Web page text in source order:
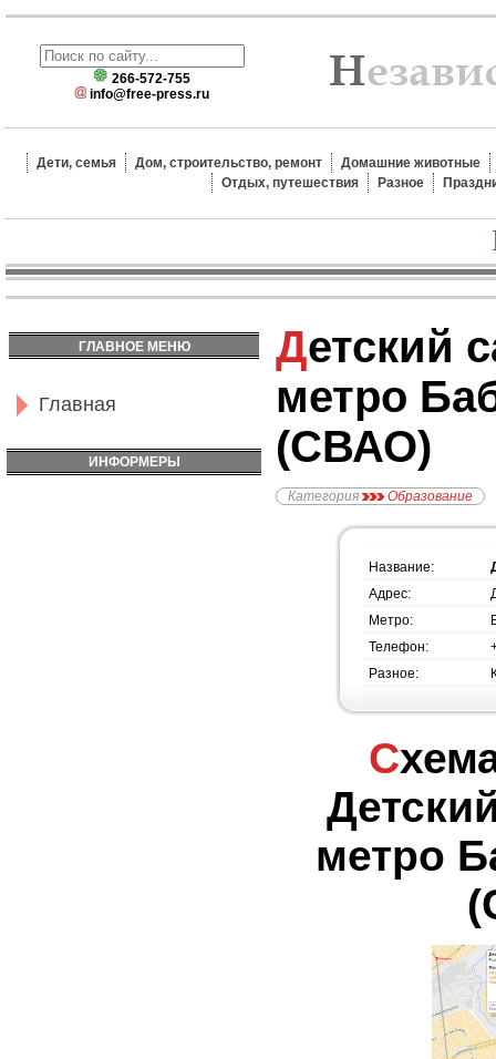
266-572-755
info@free-press.ru
Дети, семья Дом, строительство, ремонт
Домашние животные
Отдых, путешествия
Разное
ГЛАВНОЕ МЕНЮ
Главная
ИНФОРМЕРЫ
Детский сад №1880,
метро
(СВАО)
Категория Образование
Название:
Адрес:
Метро:
Телефон:
Разное:
Схема проезда -
метро